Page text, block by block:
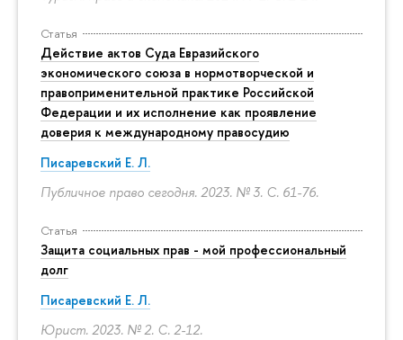
Статья
Действие актов Суда Евразийского
экономического союза в нормотворческой и
правоприменительной практике Российской
Федерации и их исполнение как проявление
доверия к международному правосудию
Писаревский Е. Л.
Публичное право сегодня. 2023. № 3. С. 61-76.
Статья
Защита социальных прав - мой профессиональный
долг
Писаревский Е. Л.
Юрист. 2023. № 2. С. 2-12.